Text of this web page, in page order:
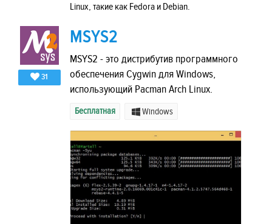
Linux, такие как Fedora и Debian.
31
MSYS2
MSYS2 - это дистрибутив программного
обеспечения Cygwin для Windows,
использующий Pacman Arch Linux.
Бесплатная Windows